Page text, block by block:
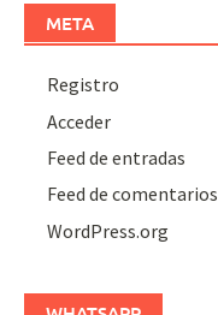
META
Registro
Acceder
Feed de entradas
Feed de comentarios
WordPress.org